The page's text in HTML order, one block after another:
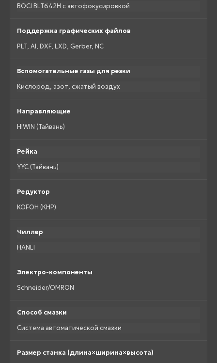
BOCI BLT642H с автофокусировкой
Поддержка графических файлов
PLT, AI, DXF, LXD, Gerber, NC
Вспомогательные газы для резки
Кислород, азот, сжатый воздух
Направляющие
HIWIN (Тайвань)
Рейка
YYC (Тайвань)
Редуктор
KOFOH (КНР)
Чиллер
HANLI
Электро-компоненты
Schneider/OMRON
Способ смазки
Система автоматической смазки
Размер станка (длина×ширина×высота)